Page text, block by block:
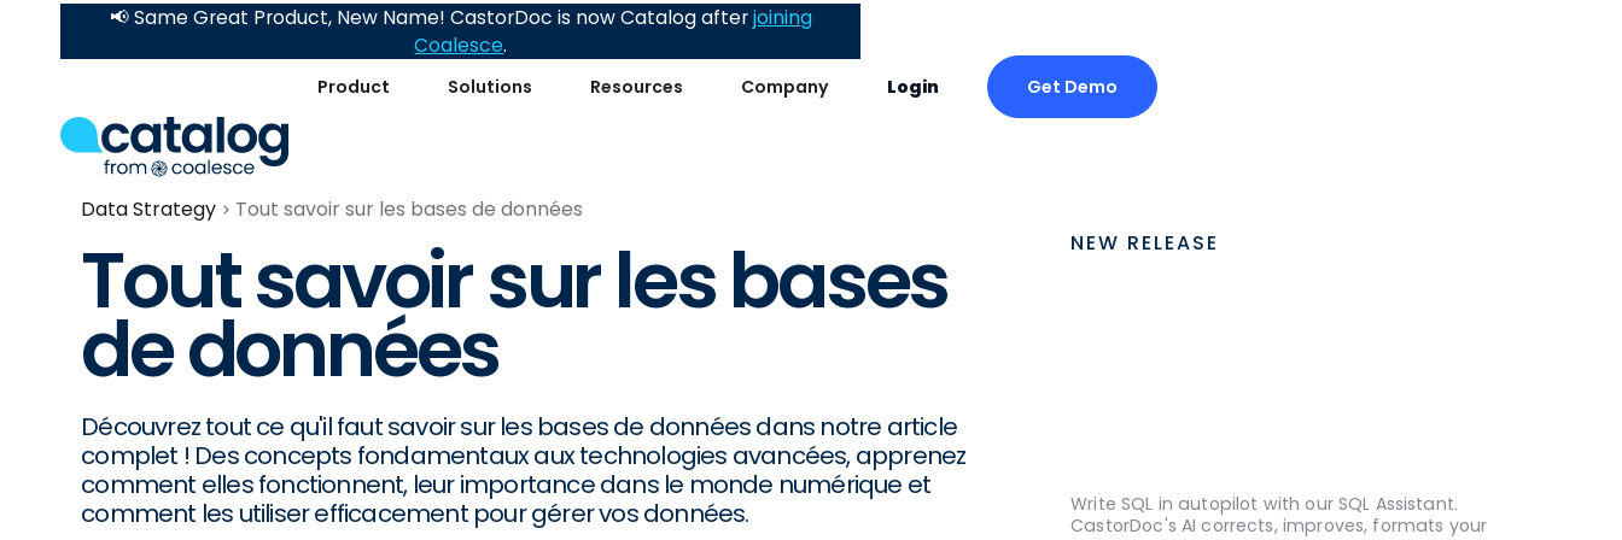
Product Solutions Resources Company Login Get Demo
📢 Same Great Product, New Name! CastorDoc is now Catalog afterjoining
Coalesce.
Data Strategy Tout savoir sur les bases de données
Tout savoir sur les bases
de données
Découvrez tout ce qu'il faut savoir sur les bases de données dans notre article
complet ! Des concepts fondamentaux aux technologies avancées, apprenez
comment elles fonctionnent, leur importance dans le monde numérique et
comment les utiliser efficacement pour gérer vos données.
NEW RELEASE
Write SQL in autopilot with our SQL Assistant.
CastorDoc's AI corrects, improves, formats your